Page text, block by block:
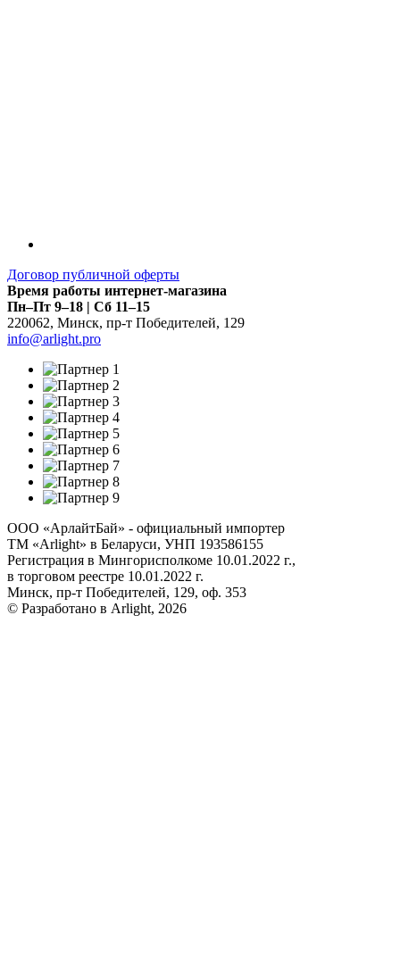
Договор публичной оферты
Время работы интернет-магазина
Пн–Пт 9–18 | Сб 11–15
220062, Минск, пр-т Победителей, 129
info@arlight.pro
ООО «АрлайтБай» - официальный импортер
ТМ «Arlight» в Беларуси, УНП 193586155
Регистрация в Мингорисполкоме 10.01.2022 г.,
в торговом реестре 10.01.2022 г.
Минск, пр-т Победителей, 129, оф. 353
© Разработано в Arlight, 2026